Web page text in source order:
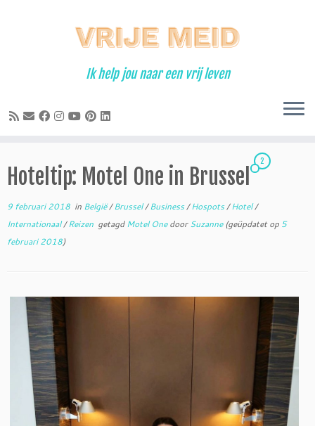
Ik help jou naar een vrij leven
Hoteltip: Motel One in Brussel
2
9 februari 2018 in België/Brussel/Business/Hospots/Hotel/
Internationaal/Reizen getagdMotel OnedoorSuzanne(geüpdatet op 5
februari 2018)